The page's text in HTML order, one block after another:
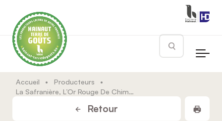
Rechercher
Accueil • Producteurs
•
La Safranière, L’Or Rouge De Chimay
Retour